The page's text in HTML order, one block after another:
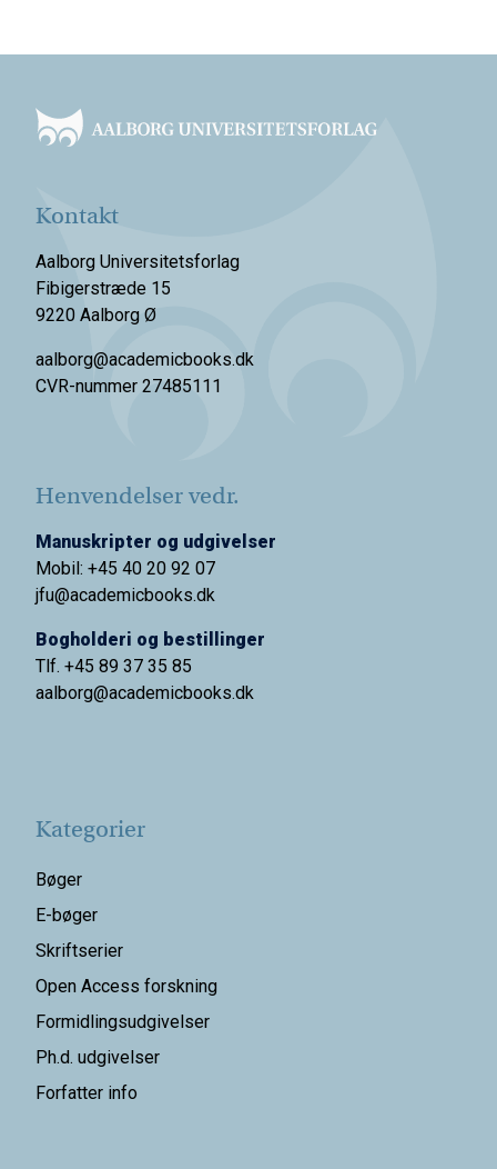
Kontakt
Aalborg Universitetsforlag
Fibigerstræde 15
9220 Aalborg Ø
aalborg@academicbooks.dk
CVR-nummer 27485111
Henvendelser vedr.
Manuskripter og udgivelser
Mobil: +45 40 20 92 07
jfu@academicbooks.dk
Bogholderi og bestillinger
Tlf. +45 89 37 35 85
aalborg@academicbooks.dk
Kategorier
Bøger
E-bøger
Skriftserier
Open Access forskning
Formidlingsudgivelser
Ph.d. udgivelser
Forfatter info